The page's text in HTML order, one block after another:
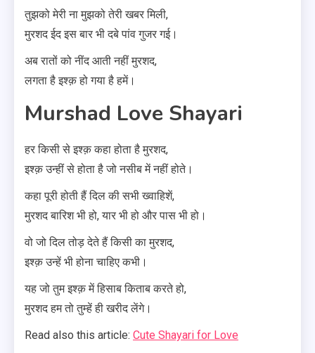
तुझको मेरी ना मुझको तेरी खबर मिली,
मुरशद ईद इस बार भी दबे पांव गुजर गई।
अब रातों को नींद आती नहीं मुरशद,
लगता है इश्क़ हो गया है हमें।
Murshad Love Shayari
हर किसी से इश्क़ कहा होता है मुरशद,
इश्क़ उन्हीं से होता है जो नसीब में नहीं होते।
कहा पूरी होती हैं दिल की सभी ख्वाहिशें,
मुरशद बारिश भी हो, यार भी हो और पास भी हो।
वो जो दिल तोड़ देते हैं किसी का मुरशद,
इश्क़ उन्हें भी होना चाहिए कभी।
यह जो तुम इश्क़ में हिसाब किताब करते हो,
मुरशद हम तो तुम्हें ही खरीद लेंगे।
Read also this article: Cute Shayari for Love